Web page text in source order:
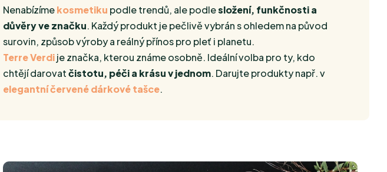
Nenabízímekosmetiku podle trendů, ale podlesložení, funkčnosti a
důvěry ve značku. Každý produkt je pečlivě vybrán s ohledem na původ
surovin, způsob výroby a reálný přínos pro pleť i planetu.
Terre Verdije značka, kterou známe osobně. Ideální volba pro ty, kdo
chtějí darovatčistotu, péči a krásu v jednom. Darujte produkty např. v
elegantní červené dárkové tašce.